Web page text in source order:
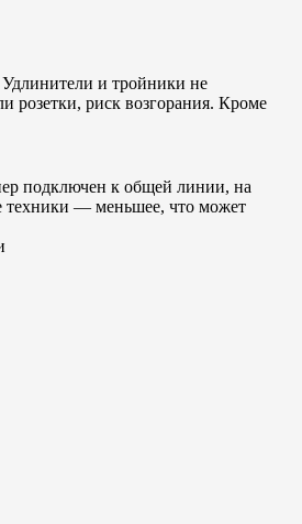
Удлинители и тройники не
розетки, риск возгорания. Кроме
подключен к общей линии, на
техники — меньшее, что может